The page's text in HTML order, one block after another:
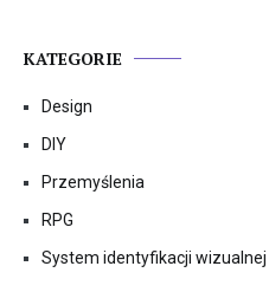
KATEGORIE
Design
DIY
Przemyślenia
RPG
System identyfikacji wizualnej